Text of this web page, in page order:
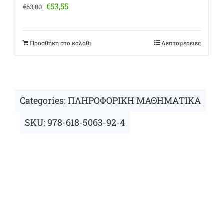
€63,00 Original
€63,00.
€53,55Η
είναι:
Προσθήκη στο καλάθι Λεπτομέρειες
Categories: ΠΛΗΡΟΦΟΡΙΚΗ ΜΑΘΗΜΑΤΙΚΑ
SKU: 978-618-5063-92-4